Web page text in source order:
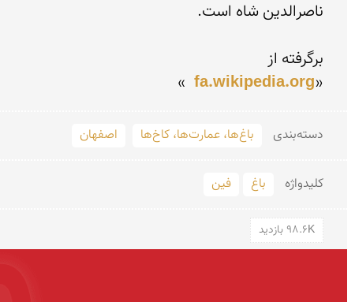
«
fa.wikipedia.org
»
دسته‌بندی باغ‌ها، عمارت‌ها، کاخ‌ها اصفهان
کلید‌واژه باغ فین
98.6K بازدید